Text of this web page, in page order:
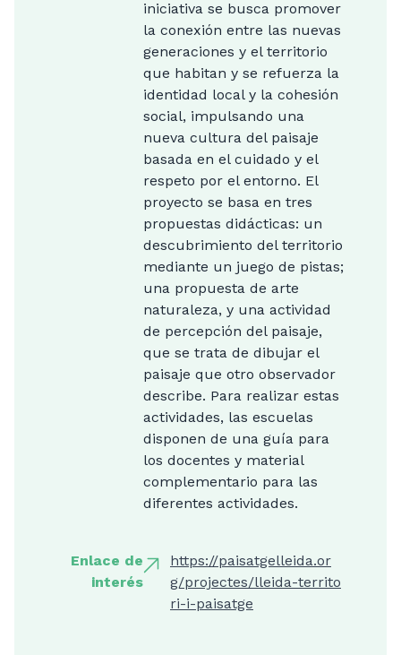
iniciativa se busca promover
la conexión entre las nuevas
generaciones y el territorio
que habitan y se refuerza la
identidad local y la cohesión
social, impulsando una
nueva cultura del paisaje
basada en el cuidado y el
respeto por el entorno. El
proyecto se basa en tres
propuestas didácticas: un
descubrimiento del territorio
mediante un juego de pistas;
una propuesta de arte
naturaleza, y una actividad
de percepción del paisaje,
que se trata de dibujar el
paisaje que otro observador
describe. Para realizar estas
actividades, las escuelas
disponen de una guía para
los docentes y material
complementario para las
diferentes actividades.
Enlace de
interés
https://paisatgelleida.or
g/projectes/lleida-territo
ri-i-paisatge